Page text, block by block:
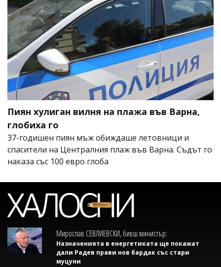
Пиян хулиган вилня на плажа във Варна,
глобиха го
37-годишен пиян мъж обиждаше летовници и
спасители на Централния плаж във Варна. Съдът го
наказа със 100 евро глоба
Мирослав СЕВЛИЕВСКИ, бивш министър:
Назначенията в енергетиката ще покажат
дали Радев прави нов бардак със стари
муцуни